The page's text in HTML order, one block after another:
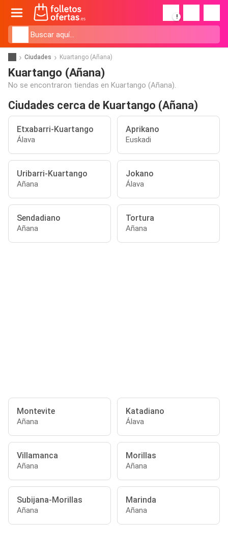
!
Ciudades Kuartango (Añana)
Kuartango (Añana)
No se encontraron tiendas en Kuartango (Añana).
Ciudades cerca de Kuartango (Añana)
Etxabarri-Kuartango
Álava
Aprikano
Euskadi
Uribarri-Kuartango
Añana
Jokano
Álava
Sendadiano
Añana
Tortura
Añana
Montevite
Añana
Katadiano
Álava
Villamanca
Añana
Morillas
Añana
Subijana-Morillas
Añana
Marinda
Añana